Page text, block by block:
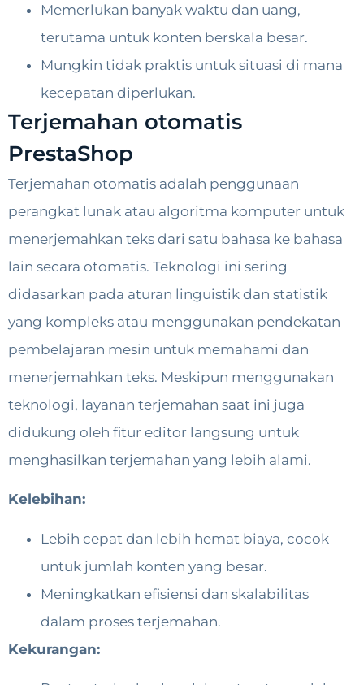
Memerlukan banyak waktu dan uang,
terutama untuk konten berskala besar.
Mungkin tidak praktis untuk situasi di mana
kecepatan diperlukan.
Terjemahan otomatis
PrestaShop
Terjemahan otomatis adalah penggunaan
perangkat lunak atau algoritma komputer untuk
menerjemahkan teks dari satu bahasa ke bahasa
lain secara otomatis. Teknologi ini sering
didasarkan pada aturan linguistik dan statistik
yang kompleks atau menggunakan pendekatan
pembelajaran mesin untuk memahami dan
menerjemahkan teks. Meskipun menggunakan
teknologi, layanan terjemahan saat ini juga
didukung oleh fitur editor langsung untuk
menghasilkan terjemahan yang lebih alami.
Kelebihan:
Lebih cepat dan lebih hemat biaya, cocok
untuk jumlah konten yang besar.
Meningkatkan efisiensi dan skalabilitas
dalam proses terjemahan.
Kekurangan: